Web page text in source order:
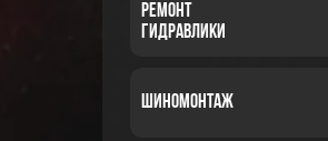
Ремонт
гидравлики
Шиномонтаж